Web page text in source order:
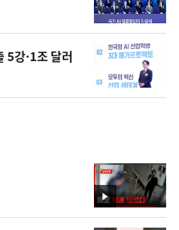
5강·1조 달러
영
상